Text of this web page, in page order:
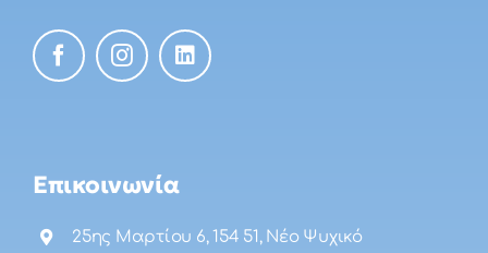
Επικοινωνία
25ης Μαρτίου 6, 154 51, Νέο Ψυχικό